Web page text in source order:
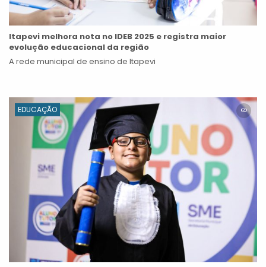
Itapevi melhora nota no IDEB 2025 e registra maior
evolução educacional da região
A rede municipal de ensino de Itapevi
EDUCAÇÃO